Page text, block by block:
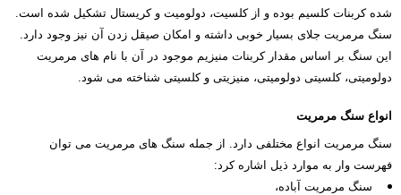
شده کربنات کلسیم بوده و از کلسیت، دولومیت و کریستال تشکیل شده است.
سنگ مرمریت جلای بسیار خوبی داشته و امکان صیقل زدن آن نیز وجود دارد.
این سنگ بر اساس مقدار کربنات منیزیم موجود در آن با نام های مرمریت
دولومیتی، کلسیتی دولومیتی، منیزیتی و کلسیتی شناخته می شود.
انواع سنگ مرمریت
سنگ مرمریت انواع مختلفی دارد. از جمله سنگ های مرمریت می توان
فهرست وار به موارد ذیل اشاره کرد:
سنگ مرمریت آباده،